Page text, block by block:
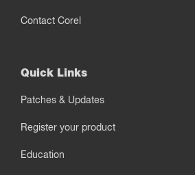
Contact Corel
Quick Links
Patches & Updates
Register your product
Education